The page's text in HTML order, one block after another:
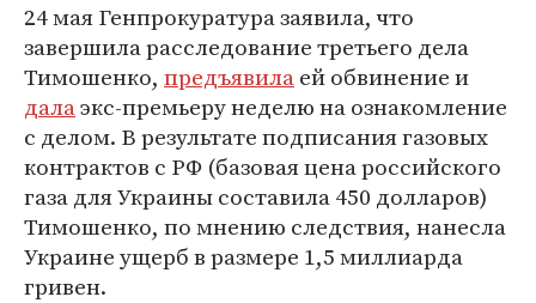
24 мая Генпрокуратура заявила, что
завершила расследование третьего дела
Тимошенко, предъявилаей обвинение и
далаэкс-премьеру неделю на ознакомление
с делом. В результате подписания газовых
контрактов с РФ (базовая цена российского
газа для Украины составила 450 долларов)
Тимошенко, по мнению следствия, нанесла
Украине ущерб в размере 1,5 миллиарда
гривен.